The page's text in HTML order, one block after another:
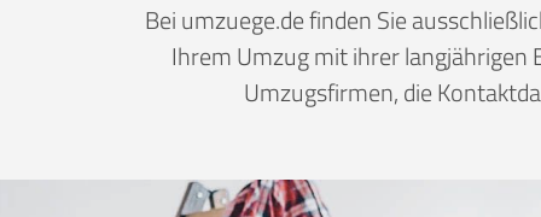
Bei umzuege.de finden Sie
Ihrem Umzug mit ihrer
Umzugsfirmen, die